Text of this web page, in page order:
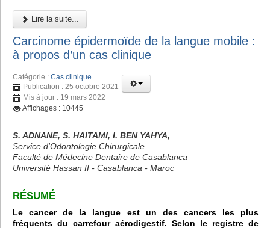
Lire la suite...
Carcinome épidermoïde de la langue mobile :
à propos d’un cas clinique
Catégorie : Cas clinique
Publication : 25 octobre 2021
Mis à jour : 19 mars 2022
Affichages : 10445
S. ADNANE, S. HAITAMI, I. BEN YAHYA,
Service d'Odontologie Chirurgicale
Faculté de Médecine Dentaire de Casablanca
Université Hassan II - Casablanca - Maroc
RÉSUMÉ
Le cancer de la langue est un des cancers les plus
fréquents du carrefour aérodigestif. Selon le registre de